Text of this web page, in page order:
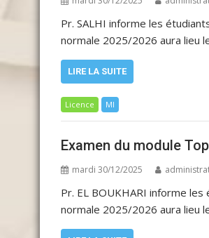
Pr. SALHI informe les
normale 2025/2026 aura lieu
LIRE LA SUITE
Licence MI
Examen du module
mardi 30/12/2025
Pr. EL BOUKHARI informe
normale 2025/2026 aura lieu